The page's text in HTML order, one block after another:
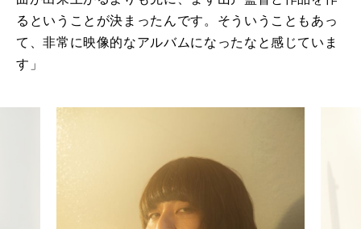
るということが決まったんです。そういうこともあっ
て、非常に映像的なアルバムになったなと感じていま
す」